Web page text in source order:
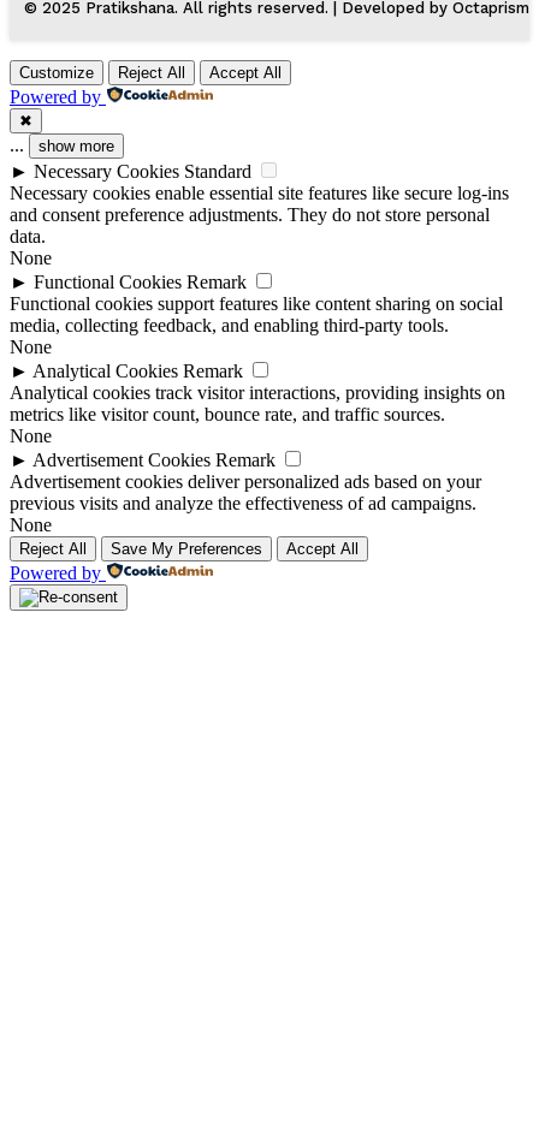
© 2025 Pratikshana. All rights reserved. | Developed by Octaprism
Customize Reject All Accept All
Powered by
✖
... show more
► Necessary Cookies Standard
Necessary cookies enable essential site features like secure log-ins
and consent preference adjustments. They do not store personal
data.
None
► Functional Cookies Remark
Functional cookies support features like content sharing on social
media, collecting feedback, and enabling third-party tools.
None
► Analytical Cookies Remark
Analytical cookies track visitor interactions, providing insights on
metrics like visitor count, bounce rate, and traffic sources.
None
► Advertisement Cookies Remark
Advertisement cookies deliver personalized ads based on your
previous visits and analyze the effectiveness of ad campaigns.
None
Reject All Save My Preferences Accept All
Powered by